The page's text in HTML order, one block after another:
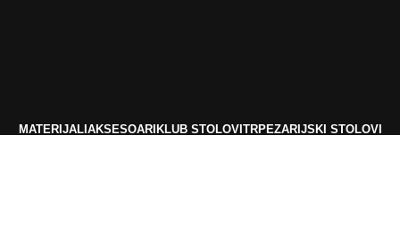
MATERIJALI AKSESOARI KLUB STOLOVI TRPEZARIJSKI STOLOVI